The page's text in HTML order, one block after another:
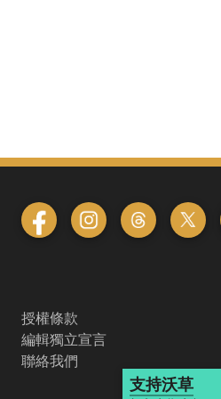
授權條款
編輯獨立宣言
聯絡我們
支持沃草